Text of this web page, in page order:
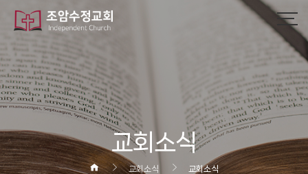
교회소식
교회소식 교회소식